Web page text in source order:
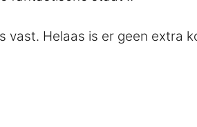
vast. Helaas is er geen extra